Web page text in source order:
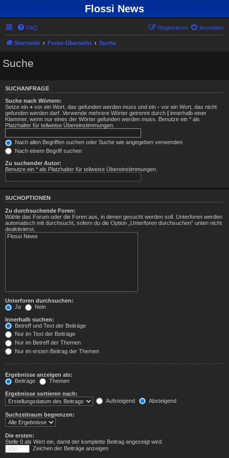
Flossi News
FAQ Anmelden
Registrieren
Startseite Foren-Übersicht Suche
Suche
SUCHANFRAGE
Suche nach Wörtern:
Setze ein + vor ein Wort, das gefunden werden muss und ein - vor ein Wort, das nicht
gefunden werden darf. Verwende mehrere Wörter getrennt durch | innerhalb einer
Klammer, wenn nur eines der Wörter gefunden werden muss. Benutze ein * als
Platzhalter für teilweise Übereinstimmungen.
Nach allen Begriffen suchen oder Suche wie angegeben verwenden
Nach einem Begriff suchen
Zu suchender Autor:
Benutze ein * als Platzhalter für teilweise Übereinstimmungen.
SUCHOPTIONEN
Zu durchsuchende Foren:
Wähle das Forum oder die Foren aus, in denen gesucht werden soll. Unterforen werden
automatisch mit durchsucht, sofern du die Option „Unterforen durchsuchen“ unten nicht
deaktivierst.
Unterforen durchsuchen:
Ja
Nein
Innerhalb suchen:
Betreff und Text der Beiträge
Nur im Text der Beiträge
Nur im Betreff der Themen
Nur im ersten Beitrag der Themen
Ergebnisse anzeigen als:
Beiträge
Themen
Ergebnisse sortieren nach:
Aufsteigend
Absteigend
Suchzeitraum begrenzen:
Die ersten:
Stelle 0 als Wert ein, damit der komplette Beitrag angezeigt wird.
Zeichen der Beiträge anzeigen